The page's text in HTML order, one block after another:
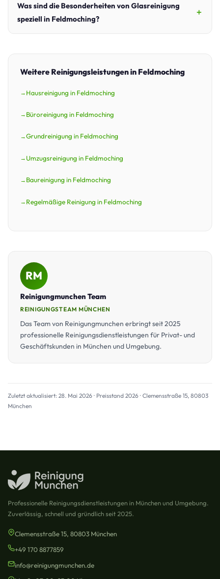
Was sind die Besonderheiten von Glasreinigung
speziell in Feldmoching?
Weitere Reinigungsleistungen in Feldmoching
Hausreinigung in Feldmoching
Büroreinigung in Feldmoching
Grundreinigung in Feldmoching
Umzugsreinigung in Feldmoching
Baureinigung in Feldmoching
Regelmäßige Reinigung in Feldmoching
RM
Reinigungmunchen Team
REINIGUNGSTEAM MÜNCHEN
Das Team von Reinigungmunchen erbringt seit 2025
professionelle Reinigungsdienstleistungen für Privat- und
Geschäftskunden in München und Umgebung.
Zuletzt aktualisiert: 28. Mai 2026 · Preisstand 2026 · Clemensstraße 15, 80803
München
Professionelle Reinigungsdienstleistungen in München und Umgebung.
Zuverlässig, schnell und gründlich seit 2025.
Clemensstraße 15, 80803 München
+49 170 8877859
info@reinigungmunchen.de